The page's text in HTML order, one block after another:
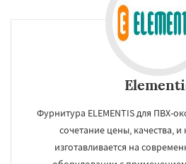
Фурнитура ELEMENTIS для ПВХ-
сочетание цены, качества,
изготавливается на